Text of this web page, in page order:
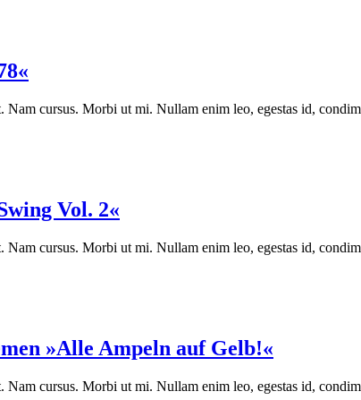
cursus. Morbi ut mi. Nullam enim leo, egestas id,
Vol. 2«
cursus. Morbi ut mi. Nullam enim leo, egestas id,
»Alle Ampeln auf Gelb!«
cursus. Morbi ut mi. Nullam enim leo, egestas id,